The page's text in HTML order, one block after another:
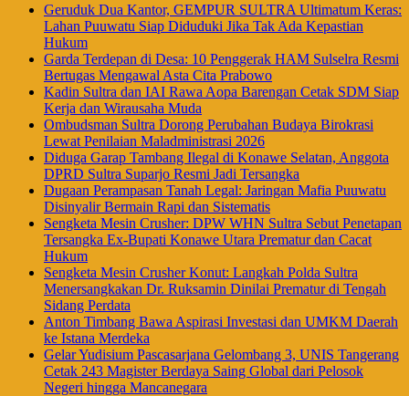
Geruduk Dua Kantor, GEMPUR SULTRA Ultimatum Keras:
Lahan Puuwatu Siap Diduduki Jika Tak Ada Kepastian
Hukum
Garda Terdepan di Desa: 10 Penggerak HAM Sulselra Resmi
Bertugas Mengawal Asta Cita Prabowo
Kadin Sultra dan IAI Rawa Aopa Barengan Cetak SDM Siap
Kerja dan Wirausaha Muda
Ombudsman Sultra Dorong Perubahan Budaya Birokrasi
Lewat Penilaian Maladministrasi 2026
Diduga Garap Tambang Ilegal di Konawe Selatan, Anggota
DPRD Sultra Suparjo Resmi Jadi Tersangka
Dugaan Perampasan Tanah Legal: Jaringan Mafia Puuwatu
Disinyalir Bermain Rapi dan Sistematis
Sengketa Mesin Crusher: DPW WHN Sultra Sebut Penetapan
Tersangka Ex-Bupati Konawe Utara Prematur dan Cacat
Hukum
Sengketa Mesin Crusher Konut: Langkah Polda Sultra
Menersangkakan Dr. Ruksamin Dinilai Prematur di Tengah
Sidang Perdata
Anton Timbang Bawa Aspirasi Investasi dan UMKM Daerah
ke Istana Merdeka
Gelar Yudisium Pascasarjana Gelombang 3, UNIS Tangerang
Cetak 243 Magister Berdaya Saing Global dari Pelosok
Negeri hingga Mancanegara